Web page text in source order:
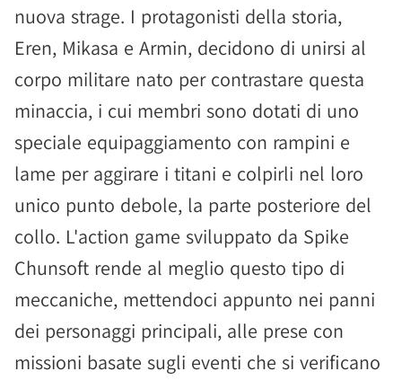
nuova strage. I protagonisti della storia,
Eren, Mikasa e Armin, decidono di unirsi al
corpo militare nato per contrastare questa
minaccia, i cui membri sono dotati di uno
speciale equipaggiamento con rampini e
lame per aggirare i titani e colpirli nel loro
unico punto debole, la parte posteriore del
collo. L'action game sviluppato da Spike
Chunsoft rende al meglio questo tipo di
meccaniche, mettendoci appunto nei panni
dei personaggi principali, alle prese con
missioni basate sugli eventi che si verificano